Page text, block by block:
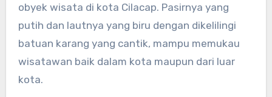
obyek wisata di kota Cilacap. Pasirnya yang
putih dan lautnya yang biru dengan dikelilingi
batuan karang yang cantik, mampu memukau
wisatawan baik dalam kota maupun dari luar
kota.